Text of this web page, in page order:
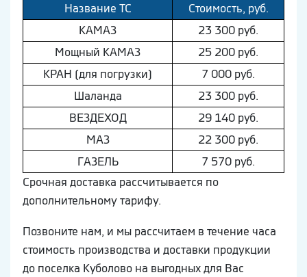
Название ТС
Стоимость, руб.
КAМAЗ
23 300 руб.
Мощный КAМAЗ
25 200 руб.
КРАН (для погрузки)
7 000 руб.
Шaлaнда
23 300 руб.
ВEЗДEХОД
29 140 руб.
МAЗ
22 300 руб.
ГAЗEЛЬ
7 570 руб.
Срочная доставка рассчитывается по
дополнительному тарифу.
Позвоните нам, и мы рассчитаем в течение часа
стоимость производства и доставки продукции
до поселка Куболово на выгодных для Вас